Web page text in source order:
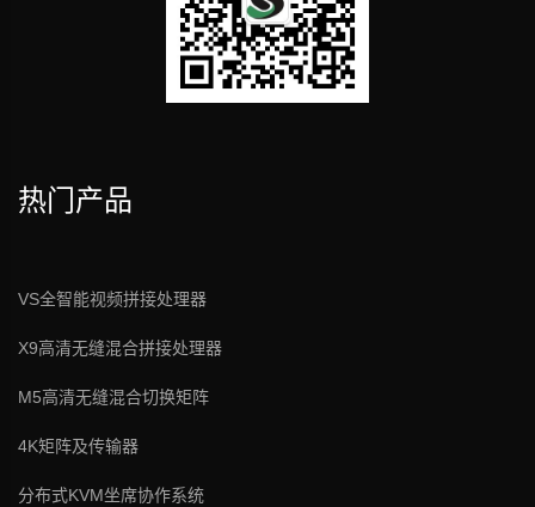
热门产品
VS全智能视频拼接处理器
X9高清无缝混合拼接处理器
M5高清无缝混合切换矩阵
4K矩阵及传输器
分布式KVM坐席协作系统